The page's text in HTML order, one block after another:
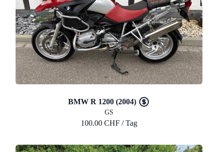
BMW R 1200 (2004)
GS
100.00 CHF / Tag